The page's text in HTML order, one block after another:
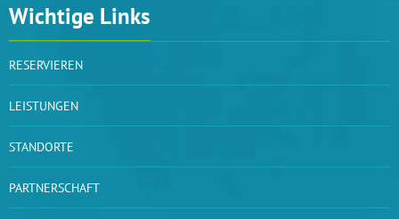
Wichtige Links
RESERVIEREN
LEISTUNGEN
STANDORTE
PARTNERSCHAFT